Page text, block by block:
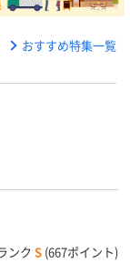
おすすめ特集一覧
ンク S (667ポイント)